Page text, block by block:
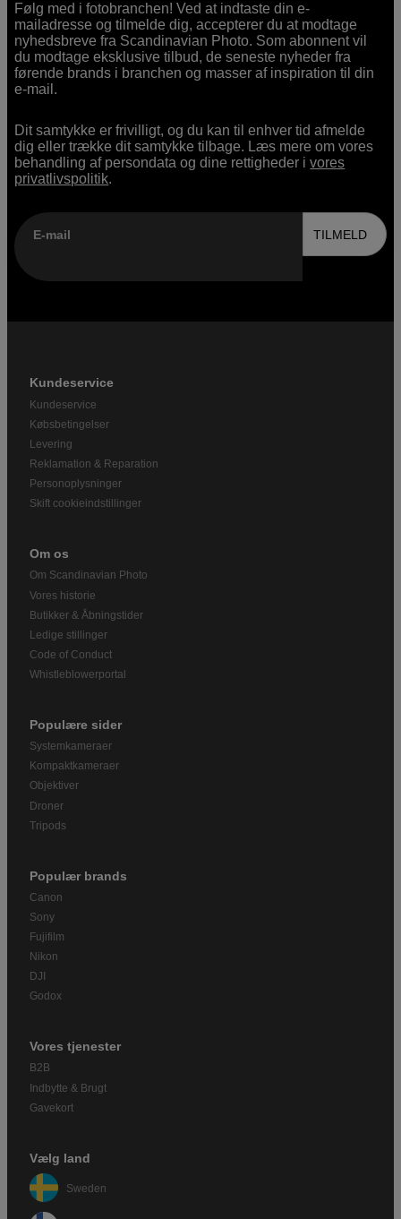
Følg med i fotobranchen! Ved at indtaste din e-
mailadresse og tilmelde dig, accepterer du at modtage
nyhedsbreve fra Scandinavian Photo. Som abonnent vil
du modtage eksklusive tilbud, de seneste nyheder fra
førende brands i branchen og masser af inspiration til din
e-mail.
Dit samtykke er frivilligt, og du kan til enhver tid afmelde
dig eller trække dit samtykke tilbage. Læs mere om vores
behandling af persondata og dine rettigheder ivores
privatlivspolitik.
E-mail TILMELD
Kundeservice
Kundeservice
Købsbetingelser
Levering
Reklamation & Reparation
Personoplysninger
Skift cookieindstillinger
Om os
Om Scandinavian Photo
Vores historie
Butikker & Åbningstider
Ledige stillinger
Code of Conduct
Whistleblowerportal
Populære sider
Systemkameraer
Kompaktkameraer
Objektiver
Droner
Tripods
Populær brands
Canon
Sony
Fujifilm
Nikon
DJI
Godox
Vores tjenester
B2B
Indbytte & Brugt
Gavekort
Vælg land
Sweden